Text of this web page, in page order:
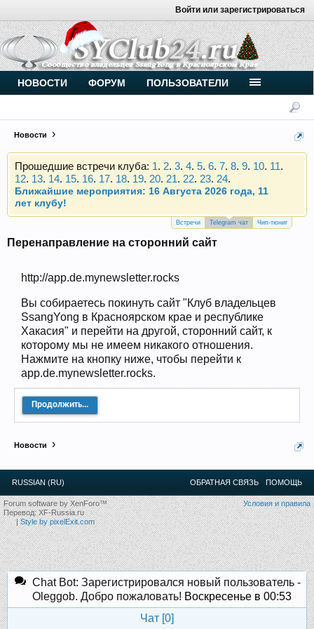
Войти или зарегистрироваться
Новости
Внимание, новые участники нашего клуба!
Основное общение происходит вTelegram-чате.
Присоединяйтесь.
Чип-тюнинг (прошивка) дизелей от
Vahmurka
12.13.14.15.16.17.18.19.20.21.22.23.24.
Ближайшие мероприятия: 16 Августа 2026 года, 11
лет клубу!
Внимание, новые участники нашего клуба!
Основное общение происходит вTelegram-чате.
Чип-тюнинг (прошивка) дизелей от
Прошедшие встречи клуба:1.2 .3.4 .5 .6.7.8.9.10
12.13.14.15.16.17.18 .19.20.21 22.23.24.
Ближайшие мероприятия: 16 Августа 2026 года, 11
лет клубу!
Встречи Telegram чат Чип-тюниг
Перенаправление на сторонний сайт
http://app.de.mynewsletter.rocks
Вы собираетесь покинуть сайт "Клуб владельцев
SsangYong в Красноярском крае и республике
Хакасия" и перейти на другой, сторонний сайт, к
которому мы не имеем никакого отношения.
Нажмите на кнопку ниже, чтобы перейти к
app.de.mynewsletter.rocks.
Продолжить...
Новости
НОВОСТИ ФОРУМ ПОЛЬЗОВАТЕЛИ
RUSSIAN (RU) ОБРАТНАЯ СВЯЗЬ ПОМОЩЬ
Условия и правила
Forum software by XenForo™
Перевод:XF-Russia.ru
|Style by pixelExit.com
Chat Bot: Зарегистрировался новый пользователь -
Oleggob. Добро пожаловать! Воскресенье в 00:53
Чат [0]